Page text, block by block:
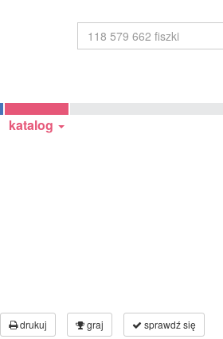
katalog
drukuj graj sprawdź się